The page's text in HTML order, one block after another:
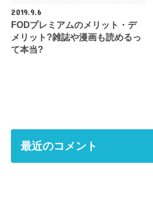
2019.9.6
FODプレミアムのメリット・デ
メリット?雑誌や漫画も読めるっ
て本当?
最近のコメント